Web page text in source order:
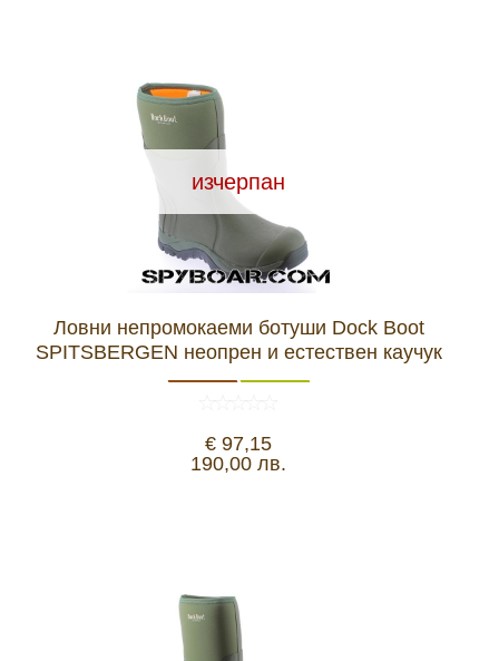
изчерпан
Ловни непромокаеми ботуши Dock Boot
SPITSBERGEN неопрен и естествен каучук
€ 97,15
190,00 лв.